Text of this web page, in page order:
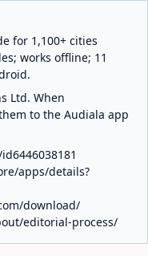
for 1,100+ cities
works offline; 11
Ltd. When
to the Audiala app
apps/details?
download/
editorial-process/